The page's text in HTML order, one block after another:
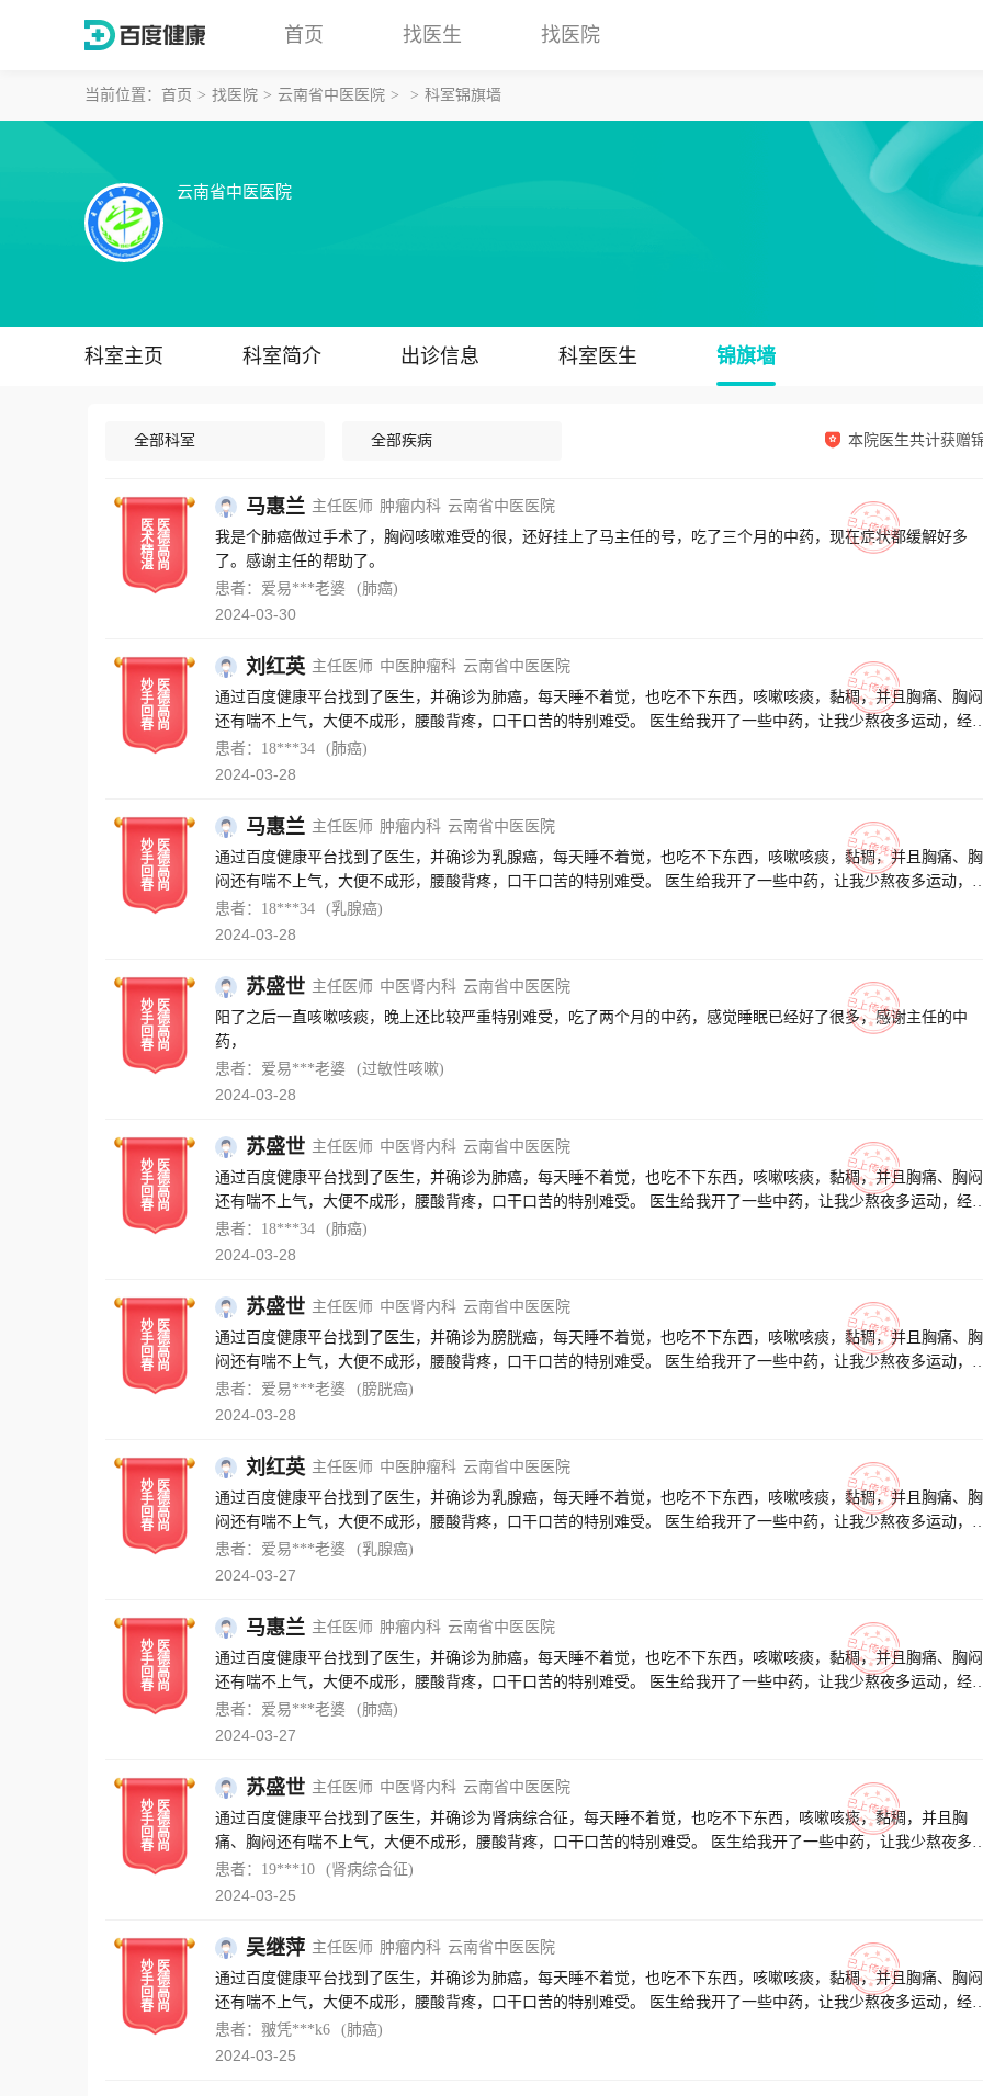
首页 找医生 找医院
当前位置： 首页 找医院 云南省中医医院 科室锦旗墙
云南省中医医院
科室主页 科室简介 出诊信息 科室医生 锦旗墙
全部科室 全部疾病 本院医生共计获赠
医
术
精
湛
医
德
高
尚
马惠兰 主任医师 肿瘤内科 云南省中医医院
我是个肺癌做过手术了，胸闷咳嗽难受的很，还好挂上了马主任的号，吃了三个月的中药，现在症状都缓解好多
了。感谢主任的帮助了。
患者：爱易***老婆
(肺癌)
2024-03-30
妙
手
回
春
医
德
高
尚
刘红英 主任医师 中医肿瘤科 云南省中医医院
通过百度健康平台找到了医生，并确诊为肺癌，每天睡不着觉，也吃不下东西，咳嗽咳痰，黏稠，并且胸痛、胸闷
还有喘不上气，大便不成形，腰酸背疼，口干口苦的特别难受。 医生给我开了一些中药，让我少熬夜多运动，经
近三个月的治疗，现在症状缓解许多了，吃饭睡觉精神状态都比较好。 医生耐心的给我讲解了病因和会转移复发的
情况，并对我进行了心理疏导。医生助理也很热情指导我怎么吃药和休息。 感谢医生这三个月来的耐心治疗和疏
患者：18***34 (肺癌)
2024-03-28
妙
手
回
春
医
德
高
尚
马惠兰 主任医师 肿瘤内科 云南省中医医院
通过百度健康平台找到了医生，并确诊为乳腺癌，每天睡不着觉，也吃不下东西，咳嗽咳痰，黏稠，并且胸痛、胸
闷还有喘不上气，大便不成形，腰酸背疼，口干口苦的特别难受。 医生给我开了一些中药，让我少熬夜多运动，
过近三个月的治疗，现在症状缓解许多了，吃饭睡觉精神状态都比较好。 医生耐心的给我讲解了病因和会转移复发
的情况，并对我进行了心理疏导。医生助理也很热情指导我怎么吃药和休息。 感谢医生这三个月来的耐心治疗和疏
患者：18***34 (乳腺癌)
2024-03-28
妙
手
回
春
医
德
高
尚
苏盛世 主任医师 中医肾内科 云南省中医医院
阳了之后一直咳嗽咳痰，晚上还比较严重特别难受，吃了两个月的中药，感觉睡眠已经好了很多，感谢主任的中
药，
患者：爱易***老婆
(过敏性咳嗽)
2024-03-28
妙
手
回
春
医
德
高
尚
苏盛世 主任医师 中医肾内科 云南省中医医院
通过百度健康平台找到了医生，并确诊为肺癌，每天睡不着觉，也吃不下东西，咳嗽咳痰，黏稠，并且胸痛、胸闷
还有喘不上气，大便不成形，腰酸背疼，口干口苦的特别难受。 医生给我开了一些中药，让我少熬夜多运动，经
近三个月的治疗，现在症状缓解许多了，吃饭睡觉精神状态都比较好。 医生耐心的给我讲解了病因和会转移复发的
情况，并对我进行了心理疏导。医生助理也很热情指导我怎么吃药和休息。 感谢医生这三个月来的耐心治疗和疏
患者：18***34 (肺癌)
2024-03-28
妙
手
回
春
医
德
高
尚
苏盛世 主任医师 中医肾内科 云南省中医医院
通过百度健康平台找到了医生，并确诊为膀胱癌，每天睡不着觉，也吃不下东西，咳嗽咳痰，黏稠，并且胸痛、胸
闷还有喘不上气，大便不成形，腰酸背疼，口干口苦的特别难受。 医生给我开了一些中药，让我少熬夜多运动，
过近三个月的治疗，现在症状缓解许多了，吃饭睡觉精神状态都比较好。 医生耐心的给我讲解了病因和会转移复发
的情况，并对我进行了心理疏导。医生助理也很热情指导我怎么吃药和休息。 感谢医生这三个月来的耐心治疗和疏
患者：爱易***老婆 (膀胱癌)
2024-03-28
妙
手
回
春
医
德
高
尚
刘红英 主任医师 中医肿瘤科 云南省中医医院
通过百度健康平台找到了医生，并确诊为乳腺癌，每天睡不着觉，也吃不下东西，咳嗽咳痰，黏稠，并且胸痛、胸
闷还有喘不上气，大便不成形，腰酸背疼，口干口苦的特别难受。 医生给我开了一些中药，让我少熬夜多运动，
过近三个月的治疗，现在症状缓解许多了，吃饭睡觉精神状态都比较好。 医生耐心的给我讲解了病因和会转移复发
的情况，并对我进行了心理疏导。医生助理也很热情指导我怎么吃药和休息。 感谢医生这三个月来的耐心治疗和疏
患者：爱易***老婆 (乳腺癌)
2024-03-27
妙
手
回
春
医
德
高
尚
马惠兰 主任医师 肿瘤内科 云南省中医医院
通过百度健康平台找到了医生，并确诊为肺癌，每天睡不着觉，也吃不下东西，咳嗽咳痰，黏稠，并且胸痛、胸闷
还有喘不上气，大便不成形，腰酸背疼，口干口苦的特别难受。 医生给我开了一些中药，让我少熬夜多运动，经
近三个月的治疗，现在症状缓解许多了，吃饭睡觉精神状态都比较好。 医生耐心的给我讲解了病因和会转移复发的
情况，并对我进行了心理疏导。医生助理也很热情指导我怎么吃药和休息。 感谢医生这三个月来的耐心治疗和疏
患者：爱易***老婆 (肺癌)
2024-03-27
妙
手
回
春
医
德
高
尚
苏盛世 主任医师 中医肾内科 云南省中医医院
通过百度健康平台找到了医生，并确诊为肾病综合征，每天睡不着觉，也吃不下东西，咳嗽咳痰，黏稠，并且胸
痛、胸闷还有喘不上气，大便不成形，腰酸背疼，口干口苦的特别难受。 医生给我开了一些中药，让我少熬夜多
动，经过近三个月的治疗，现在症状缓解许多了，吃饭睡觉精神状态都比较好。 医生耐心的给我讲解了病因和会转
移复发的情况，并对我进行了心理疏导。医生助理也很热情指导我怎么吃药和休息。 感谢医生这三个月来的耐心治
患者：19***10 (肾病综合征)
2024-03-25
妙
手
回
春
医
德
高
尚
吴继萍 主任医师 肿瘤内科 云南省中医医院
通过百度健康平台找到了医生，并确诊为肺癌，每天睡不着觉，也吃不下东西，咳嗽咳痰，黏稠，并且胸痛、胸闷
还有喘不上气，大便不成形，腰酸背疼，口干口苦的特别难受。 医生给我开了一些中药，让我少熬夜多运动，经
近三个月的治疗，现在症状缓解许多了，吃饭睡觉精神状态都比较好。 医生耐心的给我讲解了病因和会转移复发的
情况，并对我进行了心理疏导。医生助理也很热情指导我怎么吃药和休息。 感谢医生这三个月来的耐心治疗和疏
患者：翍凭***k6 (肺癌)
2024-03-25